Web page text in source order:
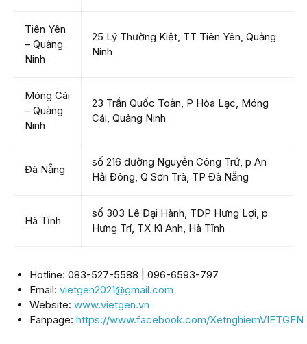
Tiên Yên
– Quảng
Ninh
25 Lý Thường Kiệt, TT Tiên Yên, Quảng
Ninh
Móng Cái
– Quảng
Ninh
23 Trần Quốc Toản, P Hòa Lạc, Móng
Cái, Quảng Ninh
Đà Nẵng
số 216 đường Nguyễn Công Trứ, p An
Hải Đông, Q Sơn Trà, TP Đà Nẵng
Hà Tĩnh
số 303 Lê Đại Hành, TDP Hưng Lợi, p
Hưng Trí, TX Kì Anh, Hà Tĩnh
Hotline: 083-527-5588 | 096-6593-797
Email: vietgen2021@gmail.com
Website: www.vietgen.vn
Fanpage: https://www.facebook.com/XetnghiemVIETGEN